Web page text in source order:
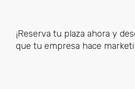
¡Reserva tu plaza ahora y
que tu empresa hace